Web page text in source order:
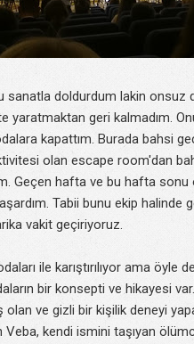
doldurdum lakin onsuz
yaratmaktan geri kalmadım.
kapattım. Burada bahsi
olan escape room'dan
Geçen hafta ve bu hafta sonu
Tabii bunu ekip halinde
vakit geçiriyoruz.
ile karıştırılıyor ama öyle
bir konsepti ve hikayesi
ve gizli bir kişilik deneyi
Veba, kendi ismini taşıyan